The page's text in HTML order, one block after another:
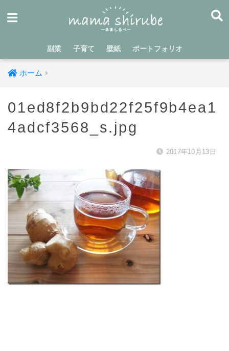
副業 子育て 壁紙 ポートフォリオ
ホーム
01ed8f2b9bd22f25f9b4ea1
4adcf3568_s.jpg
2017年10月13日